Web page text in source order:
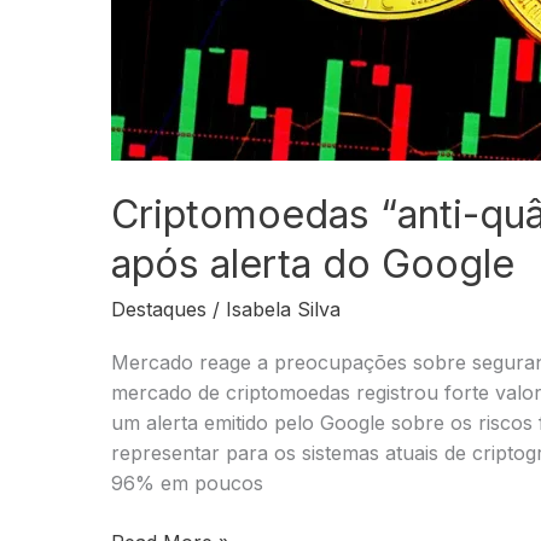
Criptomoedas “anti-
após alerta do Google
Destaques / Isabela Silva
Mercado reage a preocupações sobre
mercado de criptomoedas registrou forte
um alerta emitido pelo Google sobre os
representar para os sistemas atuais de
96% em poucos